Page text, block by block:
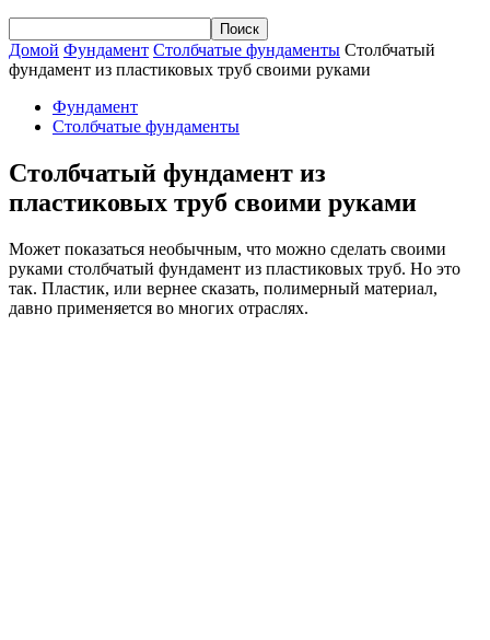
Домой Фундамент Столбчатые фундаменты Столбчатый
фундамент из пластиковых труб своими руками
Фундамент
Столбчатые фундаменты
Столбчатый фундамент из
пластиковых труб своими руками
Может показаться необычным, что можно сделать своими
руками столбчатый фундамент из пластиковых труб. Но это
так. Пластик, или вернее сказать, полимерный материал,
давно применяется во многих отраслях.